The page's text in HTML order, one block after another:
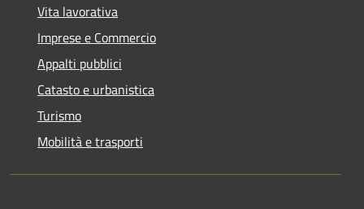
Vita lavorativa
Imprese e Commercio
Appalti pubblici
Catasto e urbanistica
Turismo
Mobilità e trasporti